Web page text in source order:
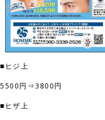
■ヒジ上
5500円⇒3800円
■ヒザ上